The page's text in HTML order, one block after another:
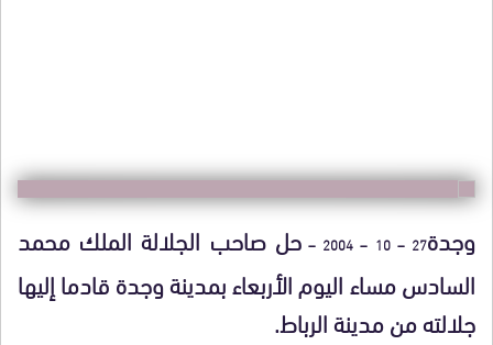
وجدة27 – 10 – 2004 –
حل صاحب الجلالة الملك محمد
السادس مساء اليوم الأربعاء بمدينة وجدة قادما إليها
جلالته من مدينة الرباط.